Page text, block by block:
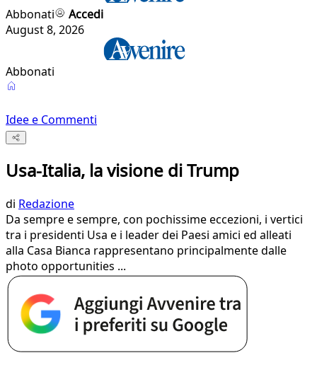
Abbonati
Accedi
August 8, 2026
Abbonati
Idee e Commenti
Usa-Italia, la visione di Trump
di Redazione
Da sempre e sempre, con pochissime eccezioni, i vertici
tra i presidenti Usa e i leader dei Paesi amici ed alleati
alla Casa Bianca rappresentano principalmente dalle
photo opportunities ...